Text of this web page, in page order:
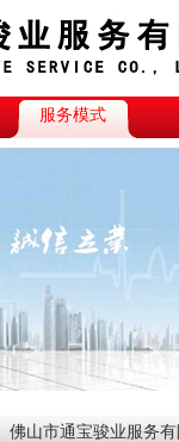
服务模式
佛山市通宝骏业服务